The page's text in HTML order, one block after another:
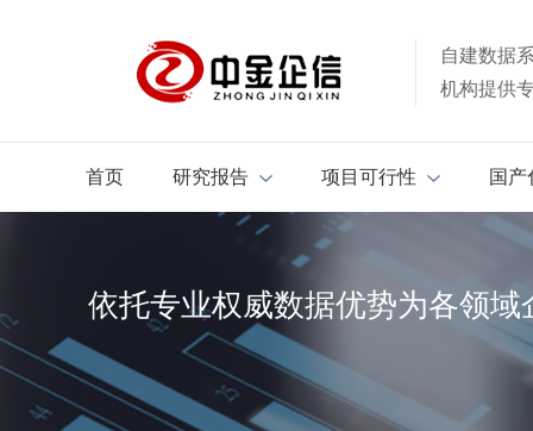
自建数据
机构提供
首页 研究报告 项目可行性 国产
依托专业权威数据优势为各领